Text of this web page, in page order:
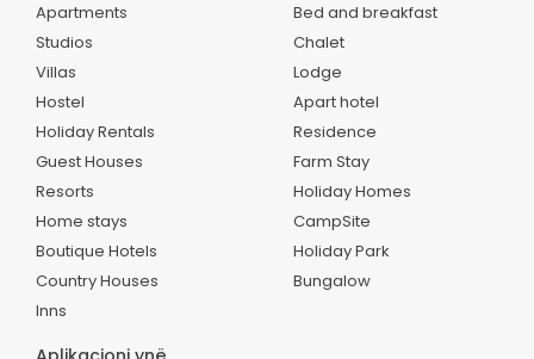
Apartments
Studios
Villas
Hostel
Holiday Rentals
Guest Houses
Resorts
Home stays
Boutique Hotels
Country Houses
Inns
Bed and breakfast
Chalet
Lodge
Apart hotel
Residence
Farm Stay
Holiday Homes
CampSite
Holiday Park
Bungalow